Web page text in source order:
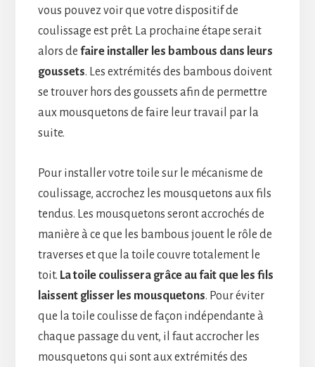
vous pouvez voir que votre dispositif de
coulissage est prêt. La prochaine étape serait
alors de faire installer les bambous dans leurs
goussets. Les extrémités des bambous doivent
se trouver hors des goussets afin de permettre
aux mousquetons de faire leur travail par la
suite.
Pour installer votre toile sur le mécanisme de
coulissage, accrochez les mousquetons aux fils
tendus. Les mousquetons seront accrochés de
manière à ce que les bambous jouent le rôle de
traverses et que la toile couvre totalement le
toit. La toile coulissera grâce au fait que les fils
laissent glisser les mousquetons. Pour éviter
que la toile coulisse de façon indépendante à
chaque passage du vent, il faut accrocher les
mousquetons qui sont aux extrémités des